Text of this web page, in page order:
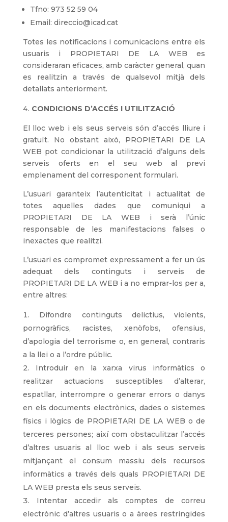
Tfno: 973 52 59 04
Email: direccio@icad.cat
Totes les notificacions i comunicacions entre els
usuaris i PROPIETARI DE LA WEB es
consideraran eficaces, amb caràcter general, quan
es realitzin a través de qualsevol mitjà dels
detallats anteriorment.
CONDICIONS D’ACCÉS I UTILITZACIÓ
El lloc web i els seus serveis són d’accés lliure i
gratuït. No obstant això, PROPIETARI DE LA
WEB pot condicionar la utilització d’alguns dels
serveis oferts en el seu web al previ
emplenament del corresponent formulari.
L’usuari garanteix l’autenticitat i actualitat de
totes aquelles dades que comuniqui a
PROPIETARI DE LA WEB i serà l’únic
responsable de les manifestacions falses o
inexactes que realitzi.
L’usuari es compromet expressament a fer un ús
adequat dels continguts i serveis de
PROPIETARI DE LA WEB i a no emprar-los per a,
entre altres:
Difondre continguts delictius, violents,
pornogràfics, racistes, xenòfobs, ofensius,
d’apologia del terrorisme o, en general, contraris
a la llei o a l’ordre públic.
Introduir en la xarxa virus informàtics o
realitzar actuacions susceptibles d’alterar,
espatllar, interrompre o generar errors o danys
en els documents electrònics, dades o sistemes
físics i lògics de PROPIETARI DE LA WEB o de
terceres persones; així com obstaculitzar l’accés
d’altres usuaris al lloc web i als seus serveis
mitjançant el consum massiu dels recursos
informàtics a través dels quals PROPIETARI DE
LA WEB presta els seus serveis.
Intentar accedir als comptes de correu
electrònic d’altres usuaris o a àrees restringides